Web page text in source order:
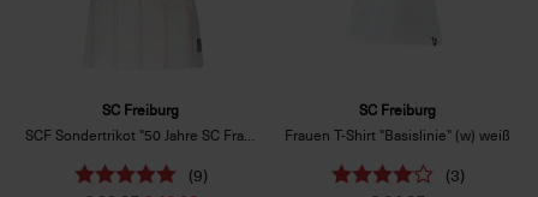
SC Freiburg
SCF Sondertrikot "50 Jahre SC Frauen“ Frauenschn.
(9)
SC Freiburg
Frauen T-Shirt "Basislinie" (w) weiß
(3)